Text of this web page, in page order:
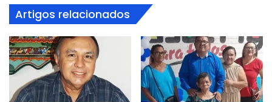
Artigos relacionados